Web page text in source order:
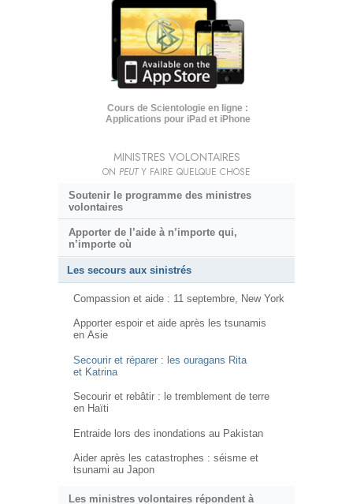
Cours de Scientologie en ligne :
Applications pour iPad et iPhone
MINISTRES VOLONTAIRES
ON PEUTY FAIRE QUELQUE CHOSE
Soutenir le programme des ministres
volontaires
Apporter de l’aide à n’importe qui,
n’importe où
Les secours aux sinistrés
Compassion et aide : 11 septembre, New York
Apporter espoir et aide après les tsunamis
en Asie
Secourir et réparer : les ouragans Rita
et Katrina
Secourir et rebâtir : le tremblement de terre
en Haïti
Entraide lors des inondations au Pakistan
Aider après les catastrophes : séisme et
tsunami au Japon
Les ministres volontaires répondent à